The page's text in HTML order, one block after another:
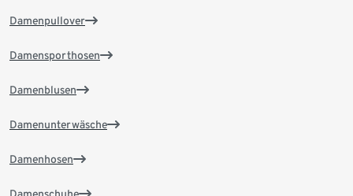
Damenpullover
Damensporthosen
Damenblusen
Damenunterwäsche
Damenhosen